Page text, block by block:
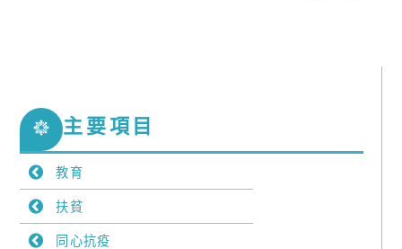
主要項目
教育
扶貧
同心抗疫